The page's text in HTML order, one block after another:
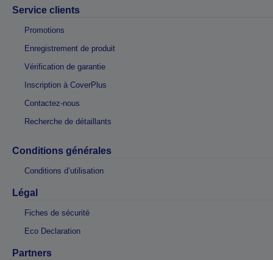
Service clients
Promotions
Enregistrement de produit
Vérification de garantie
Inscription à CoverPlus
Contactez-nous
Recherche de détaillants
Conditions générales
Conditions d’utilisation
Légal
Fiches de sécurité
Eco Declaration
Partners